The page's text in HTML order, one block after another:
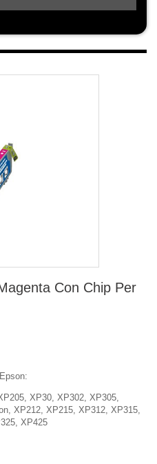
Con Chip Per
XP30, XP302, XP305,
XP212, XP215, XP312, XP315,
XP425